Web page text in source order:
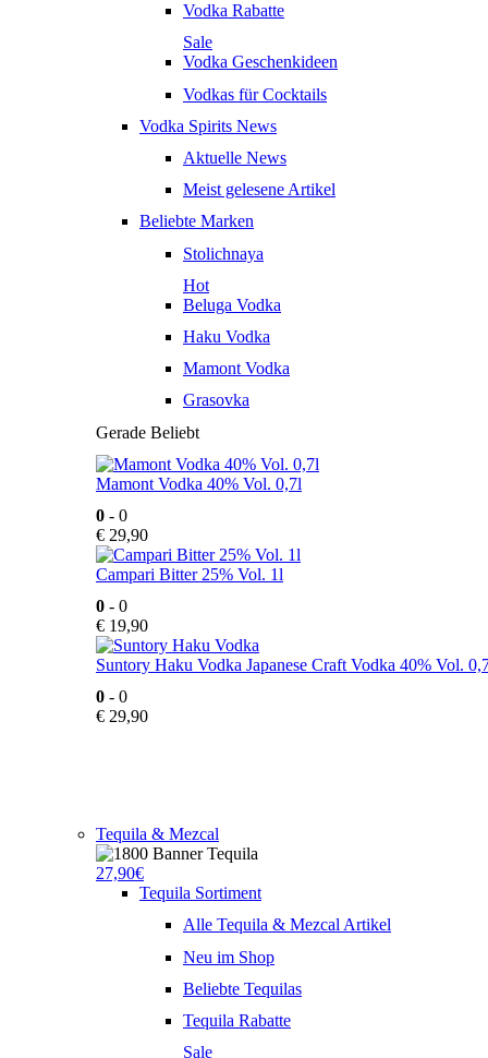
Vodka Rabatte
Sale
Vodka Geschenkideen
Vodkas für Cocktails
Vodka Spirits News
Aktuelle News
Meist gelesene Artikel
Beliebte Marken
Stolichnaya
Hot
Beluga Vodka
Haku Vodka
Mamont Vodka
Grasovka
Gerade Beliebt
Mamont Vodka 40% Vol. 0,7l
0 - 0
€ 29,90
Campari Bitter 25% Vol. 1l
0 - 0
€ 19,90
Suntory Haku Vodka Japanese Craft Vodka 40% Vol.
0 - 0
€ 29,90
Tequila & Mezcal
27,90€
Tequila Sortiment
Alle Tequila & Mezcal Artikel
Neu im Shop
Beliebte Tequilas
Tequila Rabatte
Sale